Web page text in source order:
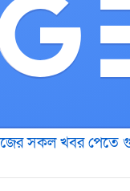
সকল খবর পেতে